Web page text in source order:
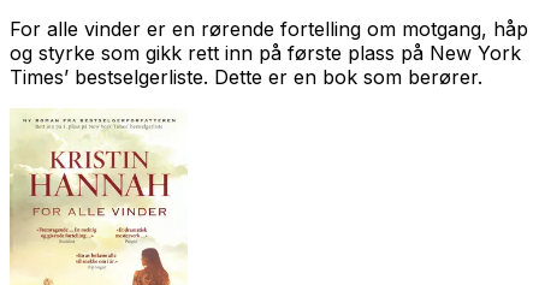
For alle vinder er en rørende fortelling om motgang, håp
og styrke som gikk rett inn på første plass på New York
Times’ bestselgerliste. Dette er en bok som berører.